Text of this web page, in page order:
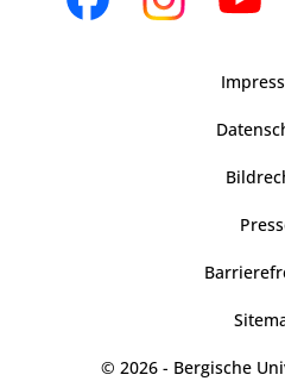
© 2026 - Bergische